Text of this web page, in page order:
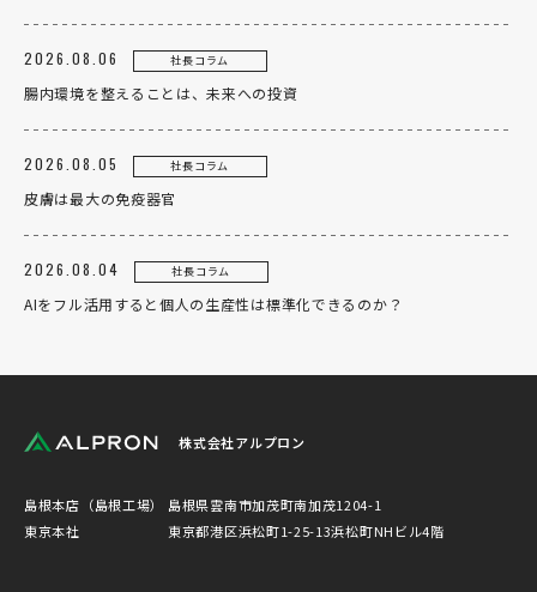
2026.08.06 社長コラム
腸内環境を整えることは、未来への投資
2026.08.05 社長コラム
皮膚は最大の免疫器官
2026.08.04 社長コラム
AIをフル活用すると個人の生産性は標準化できるのか？
株式会社アルプロン
島根本店（島根工場）
島根県雲南市加茂町南加茂1204-1
東京本社
東京都港区浜松町1-25-13浜松町NHビル4階